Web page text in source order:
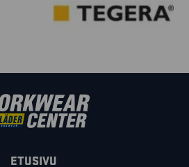
ETUSIVU